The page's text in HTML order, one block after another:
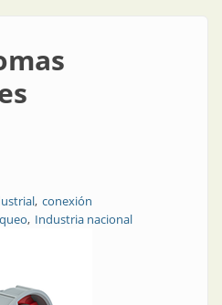
conexión
Industria nacional